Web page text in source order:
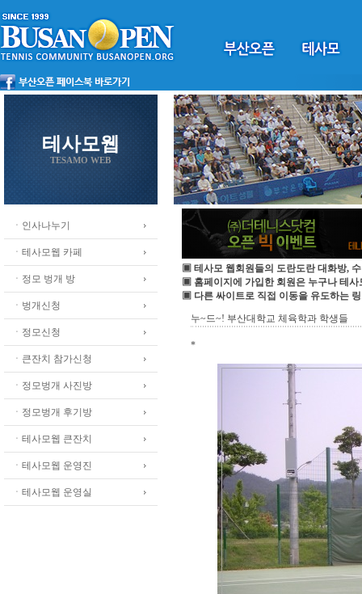
테사모웹
TESAMO WEB
ㆍ인사나누기
ㆍ테사모웹 카페
ㆍ정모 벙개 방
ㆍ벙개신청
ㆍ정모신청
ㆍ큰잔치 참가신청
ㆍ정모벙개 사진방
ㆍ정모벙개 후기방
ㆍ테사모웹 큰잔치
ㆍ테사모웹 운영진
ㆍ테사모웹 운영실
▣ 테사모 웹회원들의 도란도란 대화방,
▣ 홈페이지에 가입한 회원은 누구나 테사
▣ 다른 싸이트로 직접 이동을 유도하는
누~드~! 부산대학교 체육학과 학생들
*